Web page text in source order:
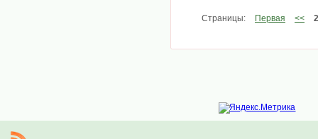
Страницы: Первая <<